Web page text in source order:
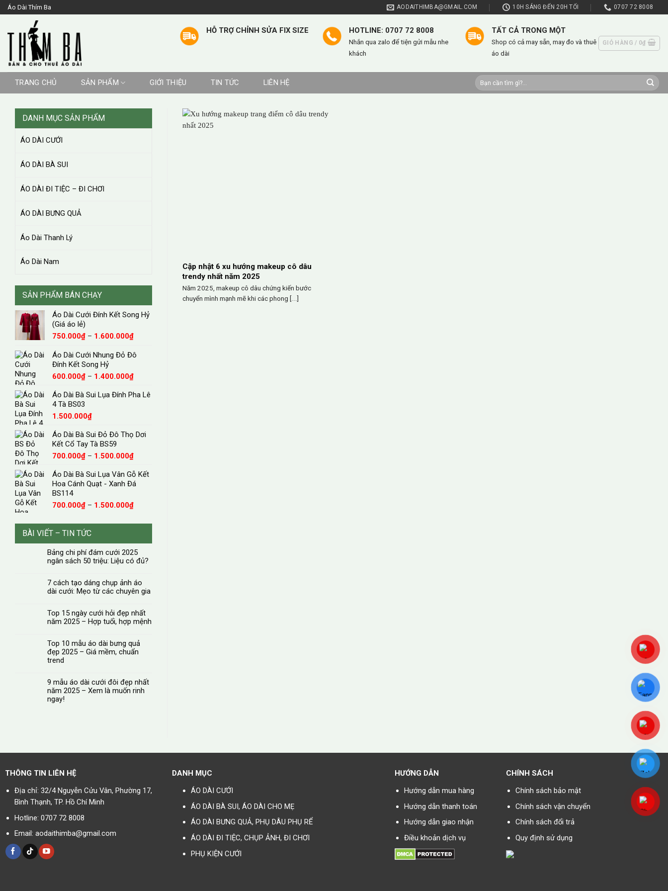
Skip
to
Áo Dài Thím Ba AODAITHIMBA@GMAIL.COM 10H SÁNG ĐẾN 20H TỐI 0707 72 8008
HỖ TRỢ CHỈNH SỬA FIX SIZE HOTLINE: 0707 72 8008
Nhắn qua zalo để tiện gửi mẫu nhe
khách
TẤT CẢ TRONG MỘT
Shop có cả may sẵn, may đo và thuê
áo dài
GIỎ HÀNG / 0₫
TRANG CHỦ SẢN PHẨM GIỚI THIỆU TIN TỨC LIÊN HỆ
Tìm
kiếm:
DANH MỤC SẢN PHẨM
ÁO DÀI CƯỚI
ÁO DÀI BÀ SUI
ÁO DÀI ĐI TIỆC – ĐI CHƠI
ÁO DÀI BƯNG QUẢ
Áo Dài Thanh Lý
Áo Dài Nam
SẢN PHẨM BÁN CHẠY
Áo Dài Cưới Đính Kết Song Hỷ
(Giá áo lẻ)
750.000₫ – 1.600.000₫Khoảng
từ
đến
Áo Dài Cưới Nhung Đỏ Đô
Đính Kết Song Hỷ
600.000₫ – 1.400.000₫Khoảng
từ
Áo Dài Bà Sui Lụa Đính Pha Lê
4 Tà BS03
1.500.000₫
Áo Dài Bà Sui Đỏ Đô Thọ Dơi
Kết Cổ Tay Tà BS59
700.000₫ – 1.500.000₫Khoảng
từ
700.000₫
1.500.000₫
Áo Dài Bà Sui Lụa Vân Gỗ Kết
Hoa Cánh Quạt - Xanh Đá
BS114
700.000₫ – 1.500.000₫Khoảng
từ
đến
1.500.000₫
BÀI VIẾT – TIN TỨC
Bảng chi phí đám cưới 2025
ngân sách 50 triệu: Liệu có đủ?
7 cách tạo dáng chụp ảnh áo
dài cưới: Mẹo từ các chuyên gia
Top 15 ngày cưới hỏi đẹp nhất
năm 2025 – Hợp tuổi, hợp mệnh
Top 10 mẫu áo dài bưng quả
đẹp 2025 – Giá mềm, chuẩn
trend
9 mẫu áo dài cưới đôi đẹp nhất
năm 2025 – Xem là muốn rinh
ngay!
Cập nhật 6 xu hướng makeup cô dâu
trendy nhất năm 2025
Năm 2025, makeup cô dâu chứng kiến bước
chuyển mình mạnh mẽ khi các phong [...]
THÔNG TIN LIÊN HỆ
Địa chỉ: 32/4 Nguyễn Cửu Vân, Phường 17,
Bình Thạnh, TP. Hồ Chí Minh
Hotline: 0707 72 8008
Email: aodaithimba@gmail.com
DANH MỤC
ÁO DÀI CƯỚI
ÁO DÀI BÀ SUI, ÁO DÀI CHO MẸ
ÁO DÀI BƯNG QUẢ, PHỤ DÂU PHỤ RỂ
ÁO DÀI ĐI TIỆC, CHỤP ẢNH, ĐI CHƠI
PHỤ KIỆN CƯỚI
HƯỚNG DẪN
Hướng dẫn mua hàng
Hướng dẫn thanh toán
Hướng dẫn giao nhận
Điều khoản dịch vụ
CHÍNH SÁCH
Chính sách bảo mật
Chính sách vận chuyển
Chính sách đổi trả
Quy định sử dụng